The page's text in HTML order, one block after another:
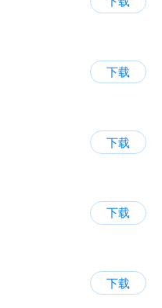
下载
下载
下载
下载